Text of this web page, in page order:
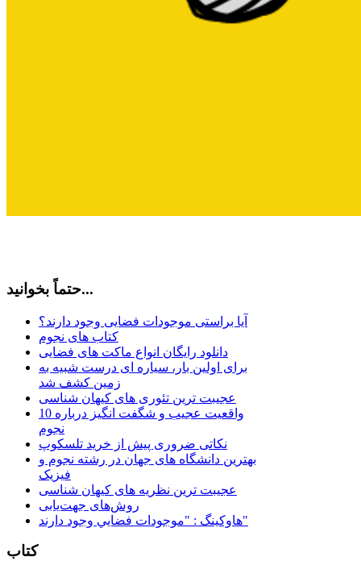
حتماً بخوانید...
آیا براستی موجودات فضایی وجود دارند؟
کتاب های نجوم
دانلود رایگان انواع ماکت های فضایی
برای اولین بار، سیاره ای درست شبیه به
زمین کشف شد
عجیبت ترین تئوری های کیهان شناسی
10 واقعیت عجیب و شگفت انگیز درباره
نجوم
نکاتی ضروری پیش از خرید تلسکوپ
بهترین دانشگاه های جهان در رشته نجوم و
فیزیک
عجیبت ترین نظریه های کیهان شناسی
روش‌های جهت‌یابی
هاوكينگ : "موجودات فضايي وجود دارند"
کتاب